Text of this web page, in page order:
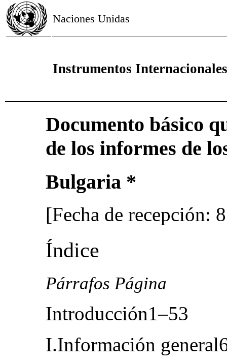
Naciones Unidas
Instrumentos
Documento básico
de los informes de
Bulgaria *
[Fecha de recepción:
Índice
Párrafos Página
Introducción1–53
I.Información